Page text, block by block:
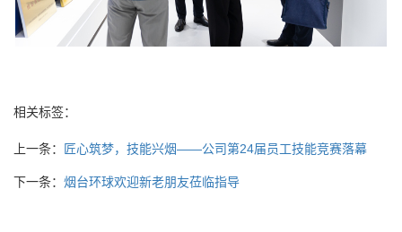
相关标签：
上一条： 匠心筑梦，技能兴烟——公司第24届员工技能竞赛落幕
下一条： 烟台环球欢迎新老朋友莅临指导